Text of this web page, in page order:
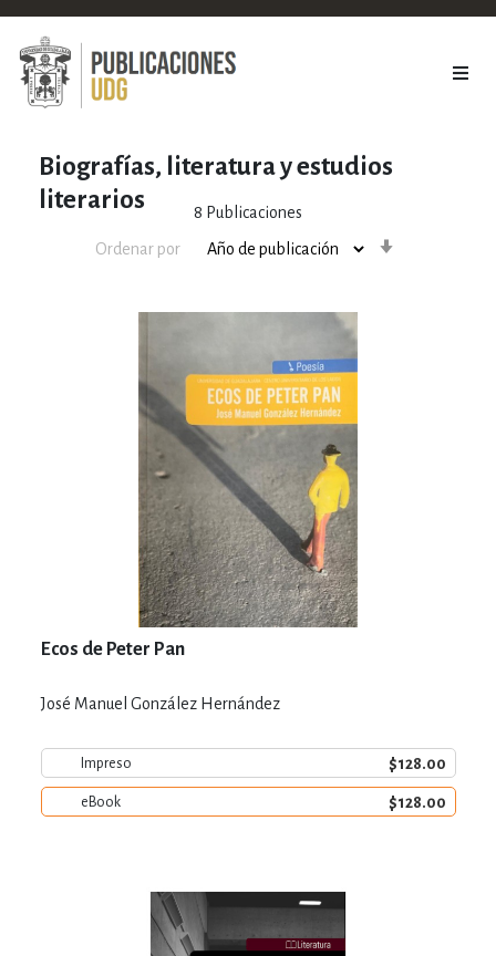
Biografías, literatura y estudios
literarios
8 Publicaciones
Ordenar por
Ecos de Peter Pan
José Manuel González Hernández
Impreso $128.00
eBook $128.00